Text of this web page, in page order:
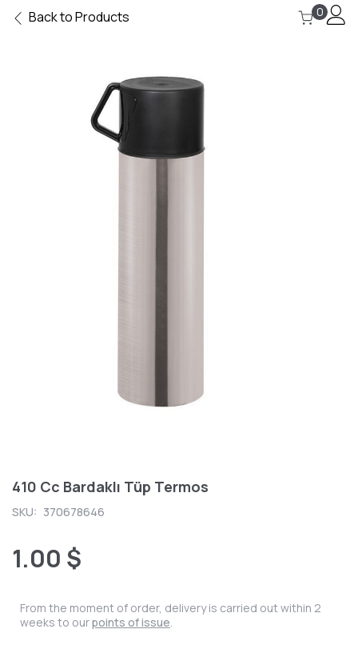
Back to Products 0
410 Cc Bardaklı Tüp Termos
SKU: 370678646
1.00 $
From the moment of order, delivery is carried out within 2
weeks to ourpoints of issue.